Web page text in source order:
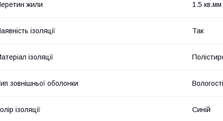
жили 1.5 кв.мм
ізоляції Так
ізоляції
зовнішньої оболонки
ізоляції Синій